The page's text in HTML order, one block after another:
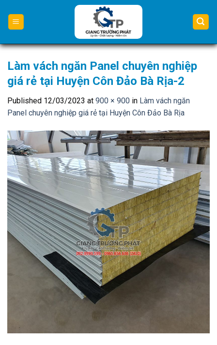
content
Làm vách ngăn Panel chuyên nghiệp
giá rẻ tại Huyện Côn Đảo Bà Rịa-2
Published 12/03/2023 at 900 × 900 in Làm vách ngăn
Panel chuyên nghiệp giá rẻ tại Huyện Côn Đảo Bà Rịa